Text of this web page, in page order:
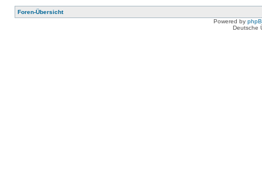
Foren-Übersicht
Powered by
Deutsche